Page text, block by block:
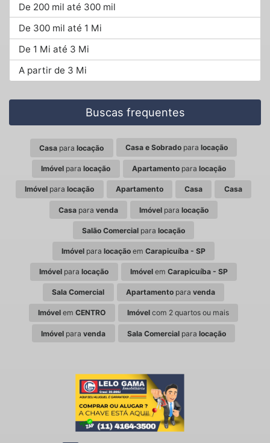
De 200 mil até 300 mil
De 300 mil até 1 Mi
De 1 Mi até 3 Mi
A partir de 3 Mi
Buscas frequentes
Casa paralocação Casa e Sobradopara locação
Imóvel paralocação Apartamentopara locação
Imóvel paralocação Apartamento Casa Casa
Casapara venda Imóvel paralocação
Salão Comercial para locação
Imóvel para locação em Carapicuíba - SP
Imóvel paralocação Imóvelem Carapicuíba - SP
Sala Comercial Apartamentopara venda
Imóvelem CENTRO Imóvel com 2 quartos ou mais
Imóvel paravenda Sala Comercialpara locação